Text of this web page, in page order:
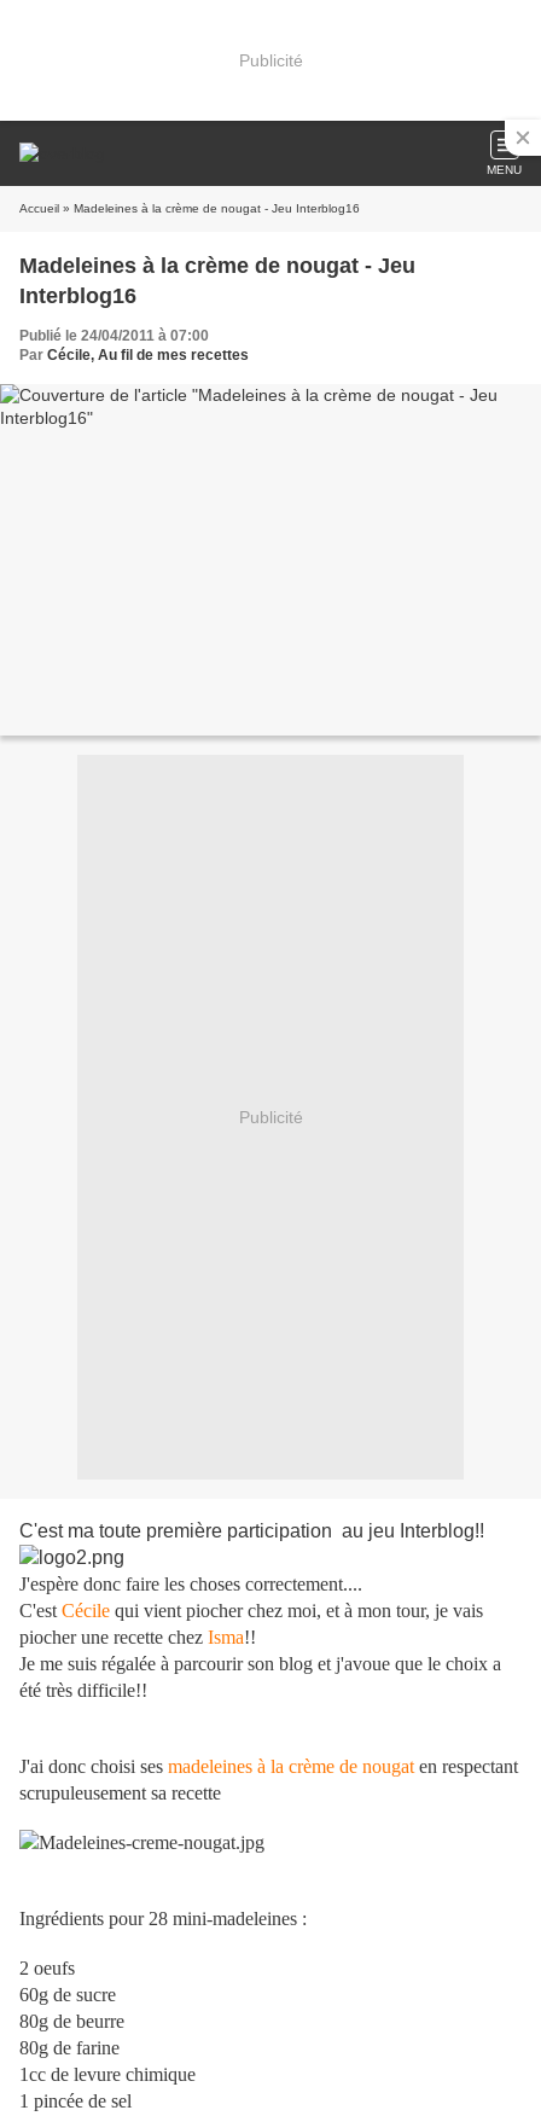
Publicité
MENU
Accueil » Madeleines à la crème de nougat - Jeu Interblog16
Madeleines à la crème de nougat - Jeu
Interblog16
Publié le 24/04/2011 à 07:00
Par Cécile, Au fil de mes recettes
Publicité
C'est ma toute première participation au jeu Interblog!!
J'espère donc faire les choses correctement....
C'est Cécile qui vient piocher chez moi, et à mon tour, je vais
piocher une recette chez Isma!!
Je me suis régalée à parcourir son blog et j'avoue que le choix a
été très difficile!!
J'ai donc choisi ses madeleines à la crème de nougat en respectant
scrupuleusement sa recette
Ingrédients pour 28 mini-madeleines :
2 oeufs
60g de sucre
80g de beurre
80g de farine
1cc de levure chimique
1 pincée de sel